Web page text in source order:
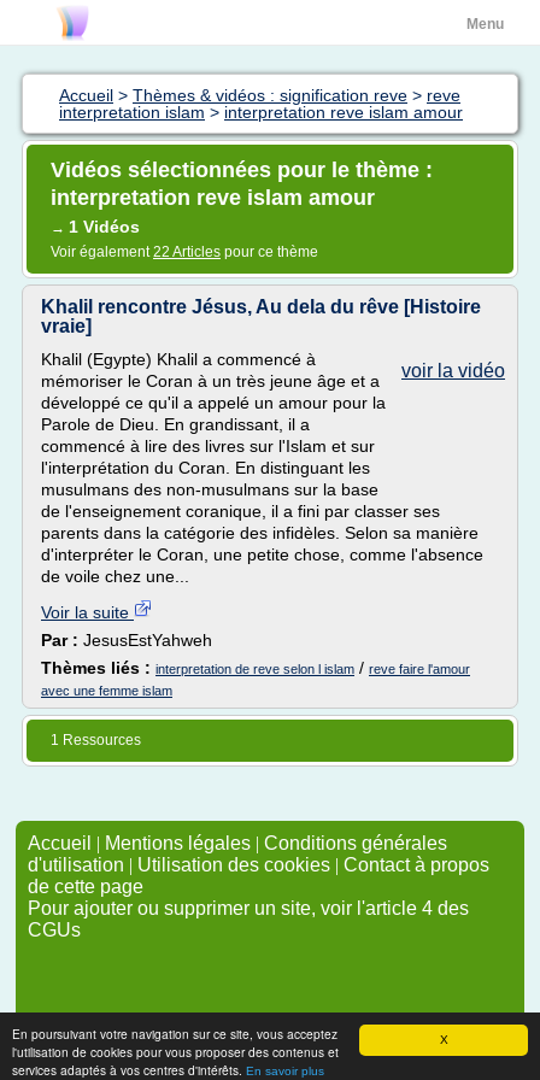
X
En poursuivant votre navigation sur ce site, vous acceptez
l'utilisation de cookies pour vous proposer des contenus et
services adaptés à vos centres d'intérêts. En savoir plus
Menu
Accueil > Thèmes & vidéos : signification reve > reve
interpretation islam > interpretation reve islam amour
Vidéos sélectionnées pour le thème :
interpretation reve islam amour
→ 1 Vidéos
Voir également22 Articles pour ce thème
Khalil rencontre Jésus, Au dela du rêve [Histoire
vraie]
voir la vidéo
Khalil (Egypte) Khalil a commencé à
mémoriser le Coran à un très jeune âge et a
développé ce qu'il a appelé un amour pour la
Parole de Dieu. En grandissant, il a
commencé à lire des livres sur l'Islam et sur
l'interprétation du Coran. En distinguant les
musulmans des non-musulmans sur la base
de l'enseignement coranique, il a fini par classer ses
parents dans la catégorie des infidèles. Selon sa manière
d'interpréter le Coran, une petite chose, comme l'absence
de voile chez une...
Voir la suite
Par : JesusEstYahweh
Thèmes liés : interpretation de reve selon l islam / reve faire l'amour
avec une femme islam
1 Ressources
Accueil | Mentions légales | Conditions générales
d'utilisation | Utilisation des cookies | Contact à propos
de cette page
Pour ajouter ou supprimer un site, voir l'article 4 des
CGUs